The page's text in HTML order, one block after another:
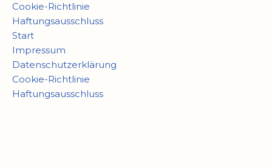
Cookie-Richtlinie
Haftungsausschluss
Start
Impressum
Datenschutzerklärung
Cookie-Richtlinie
Haftungsausschluss